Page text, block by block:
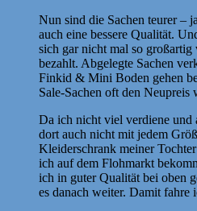
Nun sind die Sachen teurer –
auch eine bessere Qualität.
sich gar nicht mal so
bezahlt. Abgelegte Sachen
Finkid & Mini Boden gehen
Sale-Sachen oft den Neupreis
Da ich nicht viel verdiene und
dort auch nicht mit jedem
Kleiderschrank meiner
ich auf dem Flohmarkt
ich in guter Qualität bei oben
es danach weiter. Damit fahre